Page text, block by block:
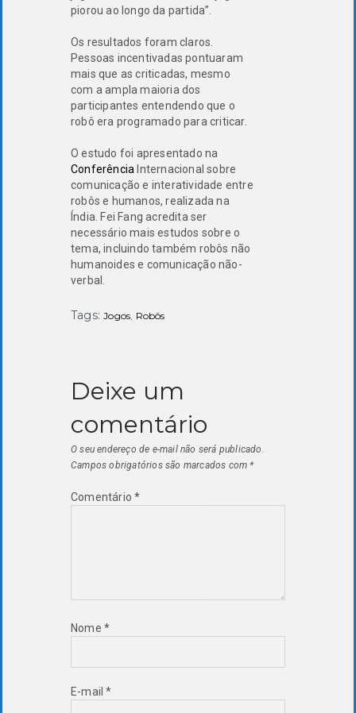
piorou ao longo da partida”.
Os resultados foram claros.
Pessoas incentivadas pontuaram
mais que as criticadas, mesmo
com a ampla maioria dos
participantes entendendo que o
robô era programado para criticar.
O estudo foi apresentado na
Conferência Internacional sobre
comunicação e interatividade entre
robôs e humanos, realizada na
Índia. Fei Fang acredita ser
necessário mais estudos sobre o
tema, incluindo também robôs não
humanoides e comunicação não-
verbal.
Tags:Jogos, Robôs
Deixe um
comentário
O seu endereço de e-mail não será publicado.
Campos obrigatórios são marcados com *
Comentário*
Nome *
E-mail*